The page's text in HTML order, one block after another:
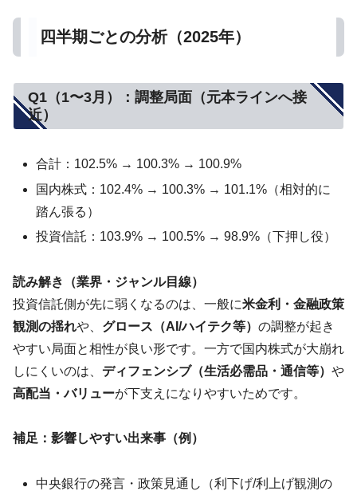
四半期ごとの分析（2025年）
Q1（1〜3月）：調整局面（元本ラインへ接
近）
合計：102.5% → 100.3% → 100.9%
国内株式：102.4% → 100.3% → 101.1%（相対的に
踏ん張る）
投資信託：103.9% → 100.5% → 98.9%（下押し役）
読み解き（業界・ジャンル目線）
投資信託側が先に弱くなるのは、一般に米金利・金融政策
観測の揺れや、 グロース（AI/ハイテク等） の調整が起き
やすい局面と相性が良い形です。一方で国内株式が大崩れ
しにくいのは、 ディフェンシブ（生活必需品・通信等） や
高配当・バリューが下支えになりやすいためです。
補足：影響しやすい出来事（例）
中央銀行の発言・政策見通し（利下げ/利上げ観測の